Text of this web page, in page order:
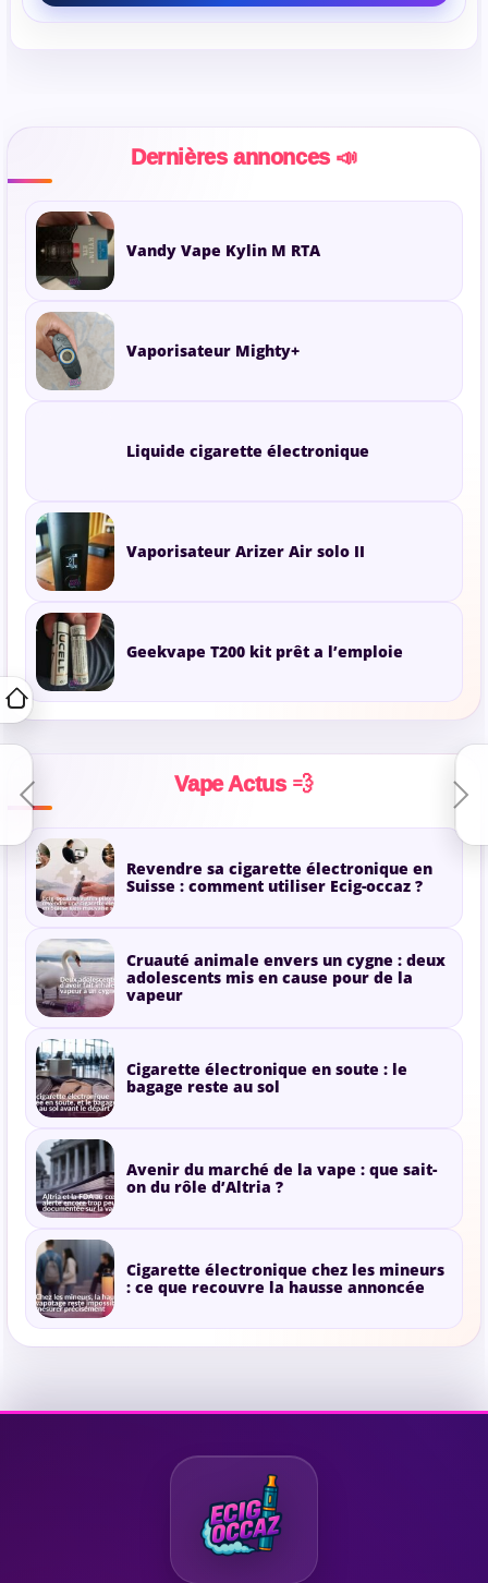
Dernières annonces 📣
Vandy Vape Kylin M RTA
Vaporisateur Mighty+
Liquide cigarette électronique
Vaporisateur Arizer Air solo II
Geekvape T200 kit prêt a l’emploie
Vape Actus 💨
Revendre sa cigarette électronique en
Suisse : comment utiliser Ecig-occaz ?
Cruauté animale envers un cygne : deux
adolescents mis en cause pour de la
vapeur
Cigarette électronique en soute : le
bagage reste au sol
Avenir du marché de la vape : que sait-
on du rôle d’Altria ?
Cigarette électronique chez les mineurs
: ce que recouvre la hausse annoncée